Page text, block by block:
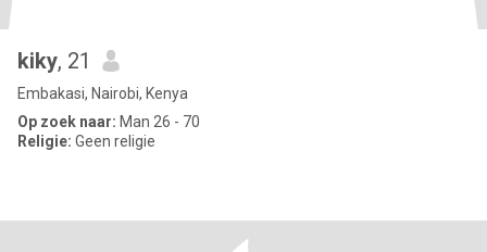
kiky, 21
Embakasi, Nairobi, Kenya
Op zoek naar: Man 26 - 70
Religie: Geen religie